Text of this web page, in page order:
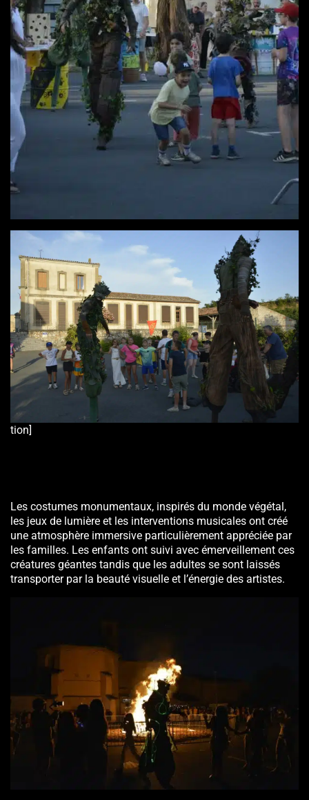
tion]
Les costumes monumentaux, inspirés du monde végétal,
les jeux de lumière et les interventions musicales ont créé
une atmosphère immersive particulièrement appréciée par
les familles. Les enfants ont suivi avec émerveillement ces
créatures géantes tandis que les adultes se sont laissés
transporter par la beauté visuelle et l’énergie des artistes.